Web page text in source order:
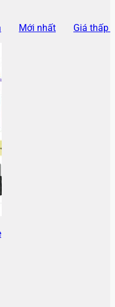
Mới nhất Giá thấp